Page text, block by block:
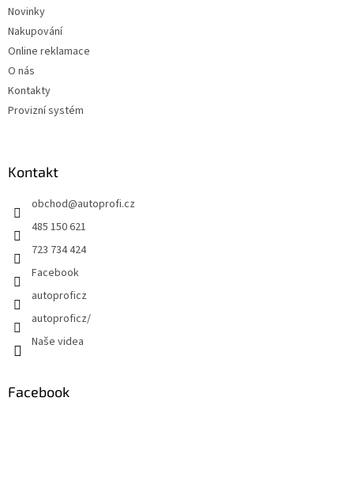
Novinky
Nakupování
Online reklamace
O nás
Kontakty
Provizní systém
Kontakt
obchod@autoprofi.cz
485 150 621
723 734 424
Facebook
autoproficz
autoproficz/
Naše videa
Facebook